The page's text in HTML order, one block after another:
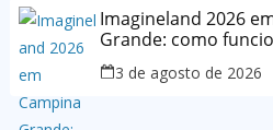
Imagineland 2026
Grande: como
evento e o que
programação
3 de agosto de 2026